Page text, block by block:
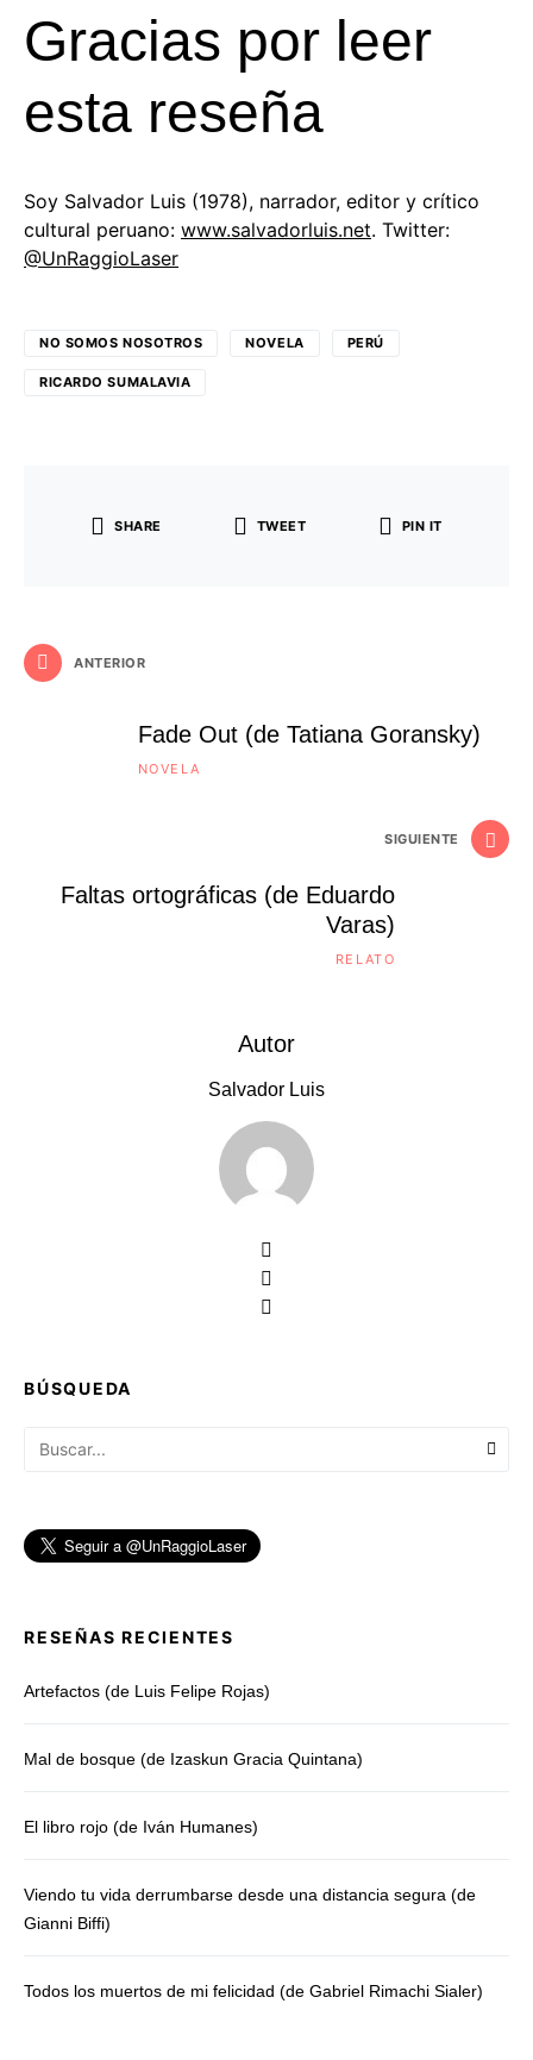
Gracias por leer
esta reseña
Soy Salvador Luis (1978), narrador, editor y crítico
cultural peruano: www.salvadorluis.net. Twitter:
@UnRaggioLaser
NO SOMOS NOSOTROS NOVELA PERÚ
RICARDO SUMALAVIA
SHARE TWEET PIN IT
ANTERIOR
Fade Out (de Tatiana Goransky)
NOVELA
SIGUIENTE
Faltas ortográficas (de Eduardo
Varas)
RELATO
Autor
Salvador Luis
BÚSQUEDA
RESEÑAS RECIENTES
Artefactos (de Luis Felipe Rojas)
Mal de bosque (de Izaskun Gracia Quintana)
El libro rojo (de Iván Humanes)
Viendo tu vida derrumbarse desde una distancia segura (de
Gianni Biffi)
Todos los muertos de mi felicidad (de Gabriel Rimachi Sialer)